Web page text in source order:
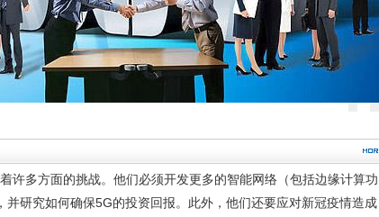
许多方面的挑战。他们必须开发更多的智能网络（包括边缘计算功
研究如何确保5G的投资回报。此外，他们还要应对新冠疫情造成